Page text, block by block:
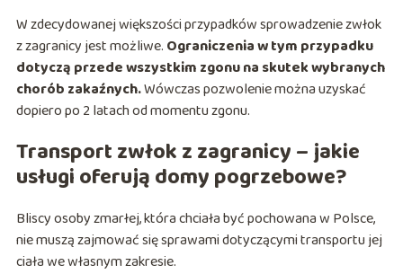
W zdecydowanej większości przypadków sprowadzenie zwłok
z zagranicy jest możliwe. Ograniczenia w tym przypadku
dotyczą przede wszystkim zgonu na skutek wybranych
chorób zakaźnych.Wówczas pozwolenie można uzyskać
dopiero po 2 latach od momentu zgonu.
Transport zwłok z zagranicy – jakie
usługi oferują domy pogrzebowe?
Bliscy osoby zmarłej, która chciała być pochowana w Polsce,
nie muszą zajmować się sprawami dotyczącymi transportu jej
ciała we własnym zakresie.